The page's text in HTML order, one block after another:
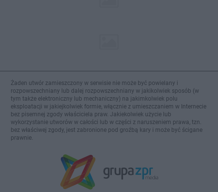
Żaden utwór zamieszczony w serwisie nie może być powielany i
rozpowszechniany lub dalej rozpowszechniany w jakikolwiek sposób (w
tym także elektroniczny lub mechaniczny) na jakimkolwiek polu
eksploatacji w jakiejkolwiek formie, włącznie z umieszczaniem w Internecie
bez pisemnej zgody właściciela praw. Jakiekolwiek użycie lub
wykorzystanie utworów w całości lub w części z naruszeniem prawa, tzn.
bez właściwej zgody, jest zabronione pod groźbą kary i może być ścigane
prawnie.